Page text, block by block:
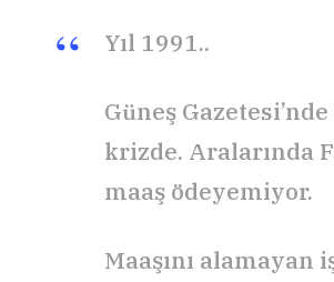
Yıl 1991..
Güneş
krizde. Aralarında
maaş ödeyemiyor.
Maaşını alamayan